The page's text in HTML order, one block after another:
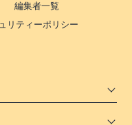
編集者一覧
リティーポリシー